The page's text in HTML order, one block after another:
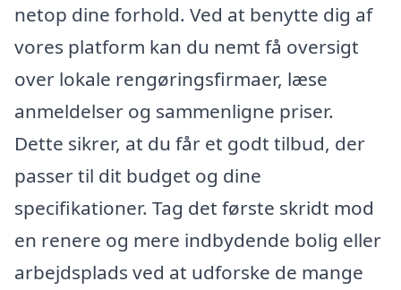
netop dine forhold. Ved at benytte dig af
vores platform kan du nemt få oversigt
over lokale rengøringsfirmaer, læse
anmeldelser og sammenligne priser.
Dette sikrer, at du får et godt tilbud, der
passer til dit budget og dine
specifikationer. Tag det første skridt mod
en renere og mere indbydende bolig eller
arbejdsplads ved at udforske de mange